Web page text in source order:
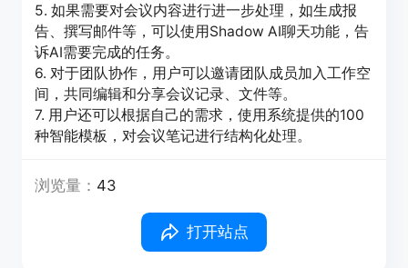
5. 如果需要对会议内容进行进一步处理，如生成报
告、撰写邮件等，可以使用Shadow AI聊天功能，告
诉AI需要完成的任务。
6. 对于团队协作，用户可以邀请团队成员加入工作空
间，共同编辑和分享会议记录、文件等。
7. 用户还可以根据自己的需求，使用系统提供的100
种智能模板，对会议笔记进行结构化处理。
浏览量： 43
打开站点